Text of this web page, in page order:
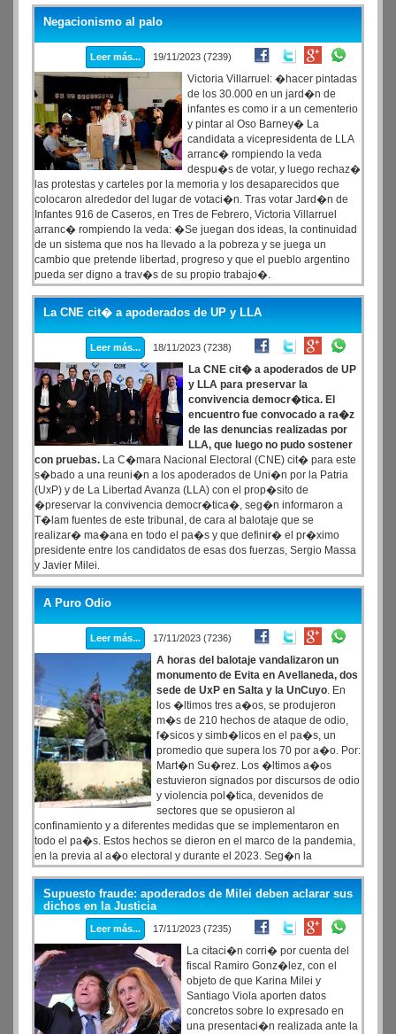
Argentino y asegur� que los comicios se est�n desarrollando con
"absoluta normalidad".
Negacionismo al palo
Leer más... 19/11/2023 (7239)
Victoria Villarruel: �hacer pintadas
de los 30.000 en un jard�n de
infantes es como ir a un cementerio
y pintar al Oso Barney� La
candidata a vicepresidenta de LLA
arranc� rompiendo la veda
despu�s de votar, y luego rechaz�
las protestas y carteles por la memoria y los desaparecidos que
colocaron alrededor del lugar de votaci�n. Tras votar Jard�n de
Infantes 916 de Caseros, en Tres de Febrero, Victoria Villarruel
arranc� rompiendo la veda: �Se juegan dos ideas, la continuidad
de un sistema que nos ha llevado a la pobreza y se juega un
cambio que pretende libertad, progreso y que el pueblo argentino
pueda ser digno a trav�s de su propio trabajo�.
La CNE cit� a apoderados de UP y LLA
Leer más... 18/11/2023 (7238)
La CNE cit� a apoderados de UP
y LLA para preservar la
convivencia democr�tica. El
encuentro fue convocado a ra�z
de las denuncias realizadas por
LLA, que luego no pudo sostener
con pruebas. La C�mara Nacional Electoral (CNE) cit� para este
s�bado a una reuni�n a los apoderados de Uni�n por la Patria
(UxP) y de La Libertad Avanza (LLA) con el prop�sito de
�preservar la convivencia democr�tica�, seg�n informaron a
T�lam fuentes de este tribunal, de cara al balotaje que se
realizar� ma�ana en todo el pa�s y que definir� el pr�ximo
presidente entre los candidatos de esas dos fuerzas, Sergio Massa
y Javier Milei.
A Puro Odio
Leer más... 17/11/2023 (7236)
A horas del balotaje vandalizaron un
monumento de Evita en Avellaneda, dos
sede de UxP en Salta y la UnCuyo. En
los �ltimos tres a�os, se produjeron
m�s de 210 hechos de ataque de odio,
f�sicos y simb�licos en el pa�s, un
promedio que supera los 70 por a�o. Por:
Mart�n Su�rez. Los �ltimos a�os
estuvieron signados por discursos de odio
y violencia pol�tica, devenidos de
sectores que se opusieron al
confinamiento y a diferentes medidas que se implementaron en
todo el pa�s. Estos hechos se dieron en el marco de la pandemia,
en la previa al a�o electoral y durante el 2023. Seg�n la
plataforma Ra-DAR (Registro de Ataques de Derechas Argentinas
Radicalizadas), un proyecto colaborativo impulsado por el Equipo
de Investigaci�n Pol�tica (EdIPo) de la Revista Crisis con apoyo
del Centro de Estudios Legales y Sociales (CELS). Hasta la fecha
se registraron m�s de 210 hechos de violencia pol�tica. En la
tarde del jueves, a menos de 76 horas del balotaje, se sumaron
otros hechos que pasar�an a formar parte de este relevamiento.
Un grupo de personas vandaliz� el monumento de Eva Per�n
emplazado en Avellaneda; horas antes vandalizaron dos sedes de
Uni�n por la Patria en la provincia de Salta. Ambos hechos se
suman a lo ocurrido en la Universidad Nacional de Cuyo.
Supuesto fraude: apoderados de Milei deben aclarar sus
dichos en la Justicia
Leer más... 17/11/2023 (7235)
La citaci�n corri� por cuenta del
fiscal Ramiro Gonz�lez, con el
objeto de que Karina Milei y
Santiago Viola aporten datos
concretos sobre lo expresado en
una presentaci�n realizada ante la